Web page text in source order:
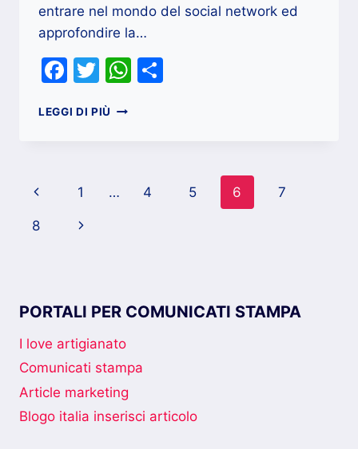
entrare nel mondo del social network ed
approfondire la…
Facebook
TwitterWhatsApp
LEGGI DI PIÙ UN
Navigazione
pagina
Pagina
Precedente
1 … 4 5 6 7
8
Pagina
PORTALI PER COMUNICATI STAMPA
I love artigianato
Comunicati stampa
Article marketing
Blogo italia inserisci articolo